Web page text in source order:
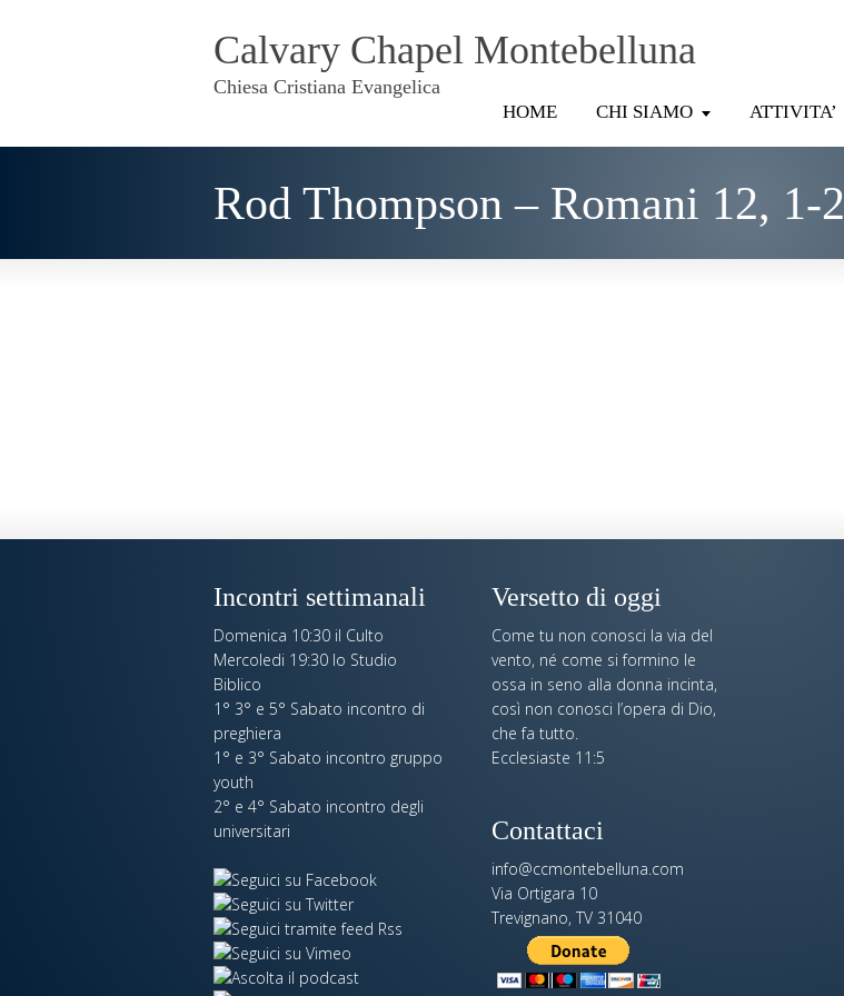
Calvary Chapel Montebelluna
Chiesa Cristiana Evangelica
HOME CHI SIAMO ATTIVITA’
Rod Thompson – Romani 12, 1-2
Incontri settimanali
Domenica 10:30 il Culto
Mercoledi 19:30 lo Studio
Biblico
1° 3° e 5° Sabato incontro di
preghiera
1° e 3° Sabato incontro gruppo
youth
2° e 4° Sabato incontro degli
universitari
Versetto di oggi
Come tu non conosci la via del
vento, né come si formino le
ossa in seno alla donna incinta,
così non conosci l’opera di Dio,
che fa tutto.
Ecclesiaste 11:5
Contattaci
info@ccmontebelluna.com
Via Ortigara 10
Trevignano, TV 31040